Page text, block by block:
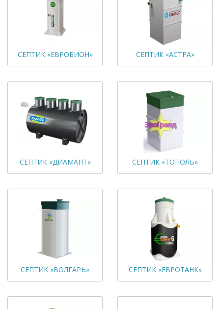
СЕПТИК «ЕВРОБИОН» СЕПТИК «АСТРА»
СЕПТИК «ДИАМАНТ» СЕПТИК «ТОПОЛЬ»
СЕПТИК «ВОЛГАРЬ» СЕПТИК «ЕВРОТАНК»